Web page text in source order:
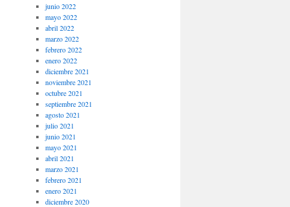
junio 2022
mayo 2022
abril 2022
marzo 2022
febrero 2022
enero 2022
diciembre 2021
noviembre 2021
octubre 2021
septiembre 2021
agosto 2021
julio 2021
junio 2021
mayo 2021
abril 2021
marzo 2021
febrero 2021
enero 2021
diciembre 2020